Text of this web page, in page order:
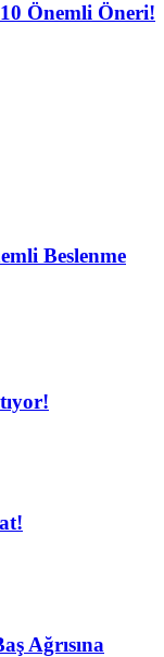
Önemli Öneri!
Beslenme
Ağrısına